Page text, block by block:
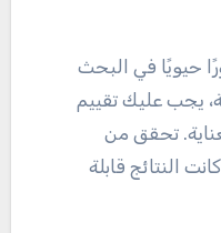
حيويًا في البحث
يجب عليك تقييم
تحقق من
النتائج قابلة